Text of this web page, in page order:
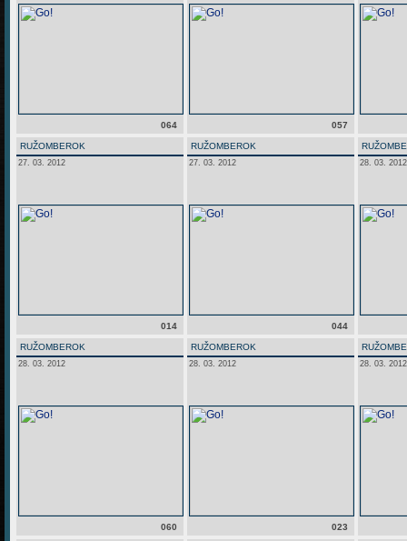
064 057
RUŽOMBEROK
27. 03. 2012
014
RUŽOMBEROK
27. 03. 2012
044
28. 03. 2012
RUŽOMBEROK
28. 03. 2012
060
RUŽOMBEROK
28. 03. 2012
023
28. 03. 2012